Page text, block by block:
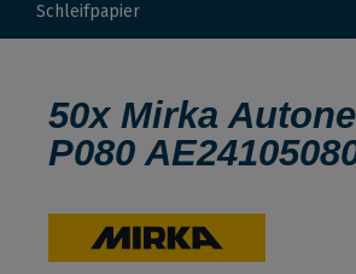
Schleifpapier
50x Mirka
P080